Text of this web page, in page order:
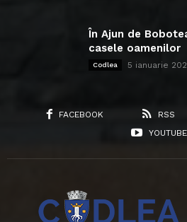
În Ajun de
casele oamenilor
Codlea 5 ianuarie
FACEBOOK RSS
YOUTUBE